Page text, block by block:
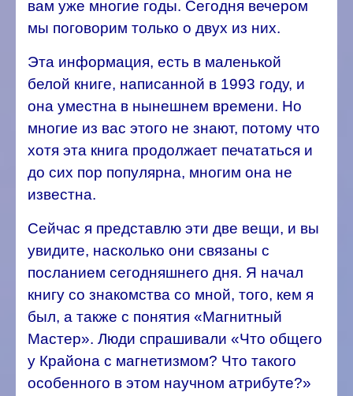
вам уже многие годы. Сегодня вечером
мы поговорим только о двух из них.
Эта информация, есть в маленькой
белой книге, написанной в 1993 году, и
она уместна в нынешнем времени. Но
многие из вас этого не знают, потому что
хотя эта книга продолжает печататься и
до сих пор популярна, многим она не
известна.
Сейчас я представлю эти две вещи, и вы
увидите, насколько они связаны с
посланием сегодняшнего дня. Я начал
книгу со знакомства со мной, того, кем я
был, а также с понятия «Магнитный
Мастер». Люди спрашивали «Что общего
у Крайона с магнетизмом? Что такого
особенного в этом научном атрибуте?»